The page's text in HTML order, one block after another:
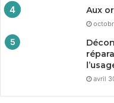
Aux
avril